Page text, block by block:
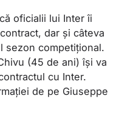
oficialii lui Inter îi
dar și câteva
sezon competițional.
(45 de ani) își va
cu Inter.
de pe Giuseppe